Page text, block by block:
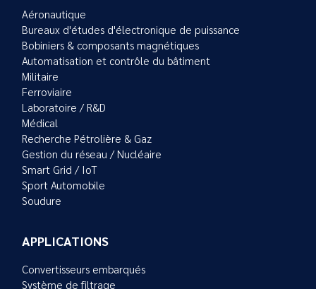
Aéronautique
Bureaux d'études d'électronique de puissance
Bobiniers & composants magnétiques
Automatisation et contrôle du bâtiment
Militaire
Ferroviaire
Laboratoire / R&D
Médical
Recherche Pétrolière & Gaz
Gestion du réseau / Nucléaire
Smart Grid / IoT
Sport Automobile
Soudure
APPLICATIONS
Convertisseurs embarqués
Système de filtrage